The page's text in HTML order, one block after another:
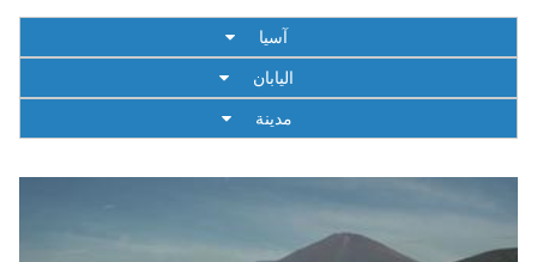
آسيا
اليابان
مدينة